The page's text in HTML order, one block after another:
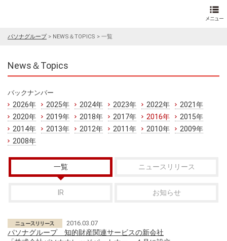
パソナグループ> NEWS＆TOPICS > 一覧
News＆Topics
バックナンバー
2026年 2025年 2024年 2023年 2022年
2021年
2020年
2019年 2018年 2017年 2016年
2015年
2014年
2013年 2012年 2011年 2010年
2009年
2008年
一覧 ニュースリリース
IR お知らせ
2016.03.07
パソナグループ 知的財産関連サービスの新会社